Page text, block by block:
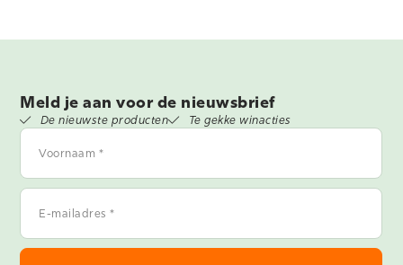
Meld je aan voor de nieuwsbrief
De nieuwste producten Te gekke winacties
Voornaam
E-
mailadres